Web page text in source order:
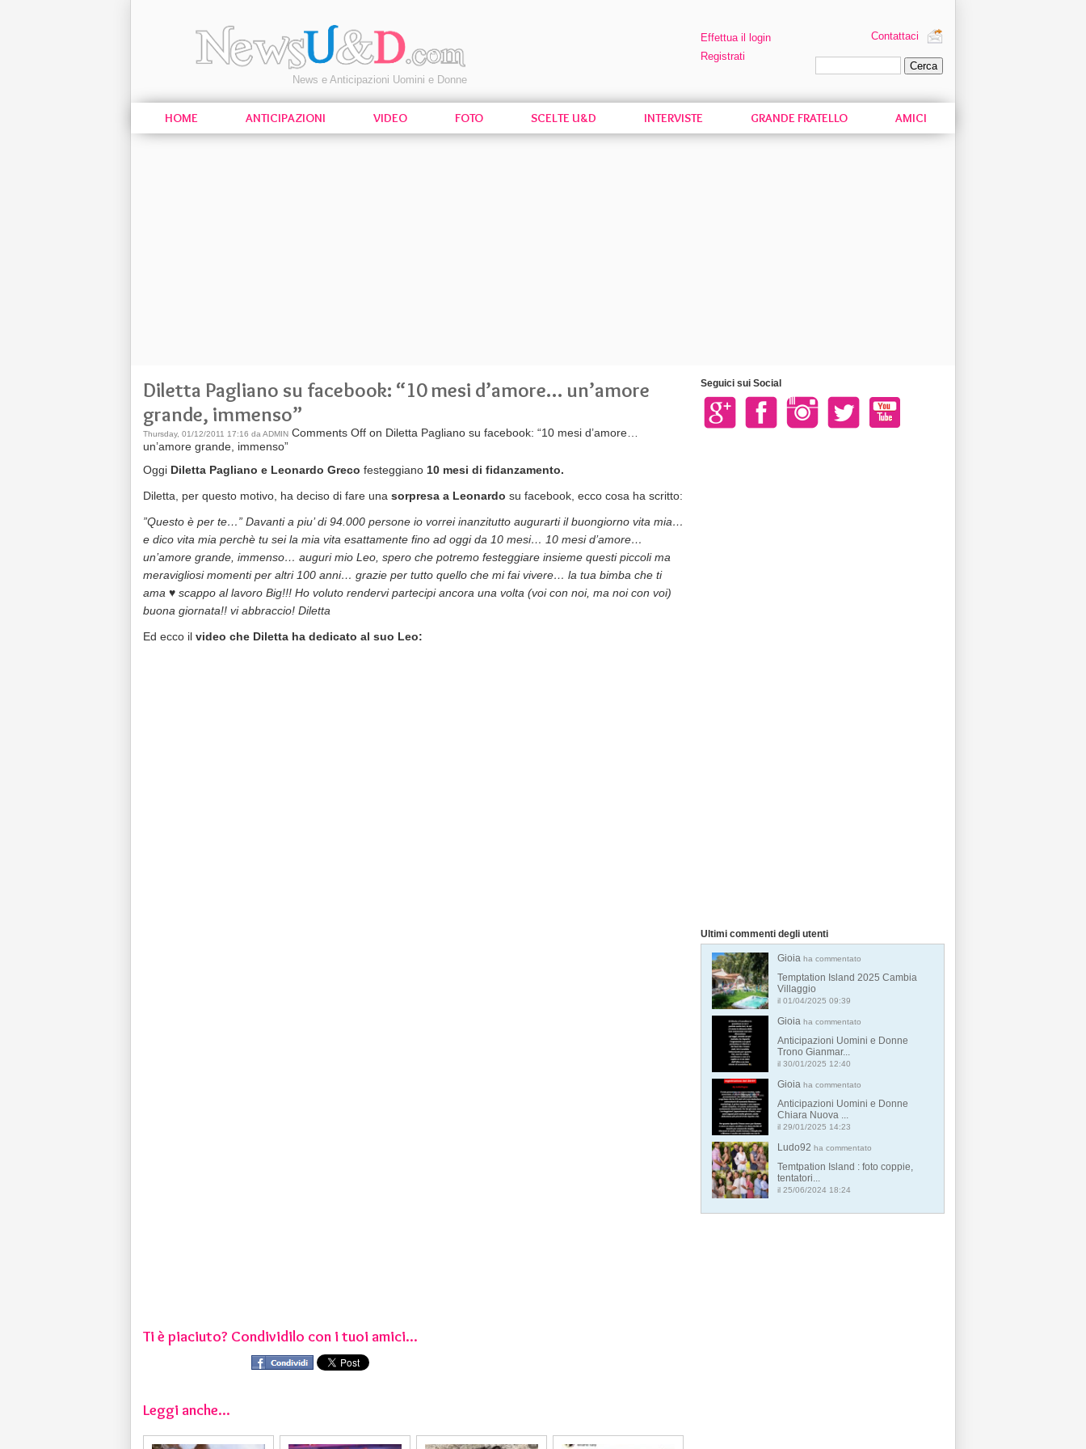
News e Anticipazioni Uomini e Donne
Effettua il login
Registrati
Contattaci
HOME ANTICIPAZIONI VIDEO FOTO SCELTE U&D INTERVISTE GRANDE FRATELLO AMICI
Diletta Pagliano su facebook: “10 mesi d’amore… un’amore
grande, immenso”
Thursday, 01/12/2011 17:16 da ADMIN Comments Off on Diletta Pagliano su facebook: “10 mesi d’amore…
un’amore grande, immenso”
Oggi Diletta Pagliano e Leonardo Greco festeggiano 10 mesi di fidanzamento.
Diletta, per questo motivo, ha deciso di fare una sorpresa a Leonardo su facebook, ecco cosa ha scritto:
‎”Questo è per te…” Davanti a piu’ di 94.000 persone io vorrei inanzitutto augurarti il buongiorno vita mia…
e dico vita mia perchè tu sei la mia vita esattamente fino ad oggi da 10 mesi… 10 mesi d’amore…
un’amore grande, immenso… auguri mio Leo, spero che potremo festeggiare insieme questi piccoli ma
meravigliosi momenti per altri 100 anni… grazie per tutto quello che mi fai vivere… la tua bimba che ti
ama ♥ scappo al lavoro Big!!! Ho voluto rendervi partecipi ancora una volta (voi con noi, ma noi con voi)
buona giornata!! vi abbraccio! Diletta
Ed ecco il video che Diletta ha dedicato al suo Leo:
Ti è piaciuto? Condividilo con i tuoi amici...
Leggi anche...
Seguici sui Social
Ultimi commenti degli utenti
Gioia ha commentato
Temptation Island 2025 Cambia
Villaggio
il 01/04/2025 09:39
Gioia ha commentato
Anticipazioni Uomini e Donne
Trono Gianmar...
il 30/01/2025 12:40
Gioia ha commentato
Anticipazioni Uomini e Donne
Chiara Nuova ...
il 29/01/2025 14:23
Ludo92 ha commentato
Temtpation Island : foto coppie,
tentatori...
il 25/06/2024 18:24